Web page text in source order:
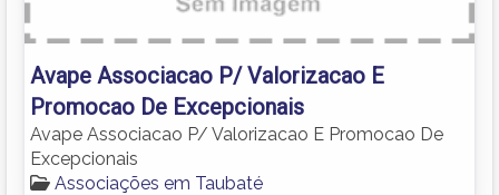
Avape Associacao P/ Valorizacao E
Promocao De Excepcionais
Avape Associacao P/ Valorizacao E Promocao De
Excepcionais
Associações em Taubaté